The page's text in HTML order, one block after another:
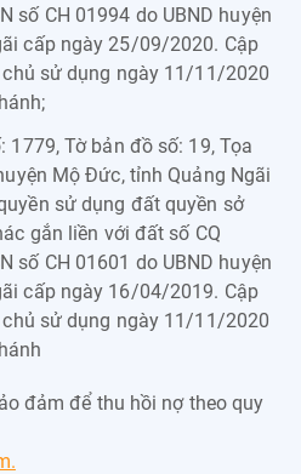
số CH 01994 do UBND huyện
cấp ngày 25/09/2020. Cập
sử dụng ngày 11/11/2020
Tờ bản đồ số: 19, Tọa
Mộ Đức, tỉnh Quảng Ngãi
sử dụng đất quyền sở
gắn liền với đất số CQ
số CH 01601 do UBND huyện
cấp ngày 16/04/2019. Cập
sử dụng ngày 11/11/2020
đảm để thu hồi nợ theo quy